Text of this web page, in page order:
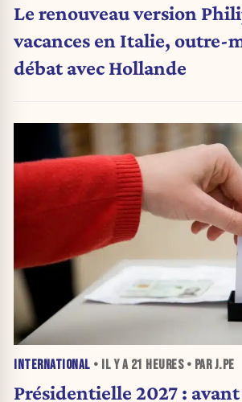
Le renouveau version
vacances en Italie, outre-
débat avec Hollande
INTERNATIONAL • IL Y A 21 HEURES• PAR J.PE
Présidentielle 2027 :